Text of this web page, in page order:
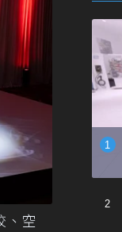
、空